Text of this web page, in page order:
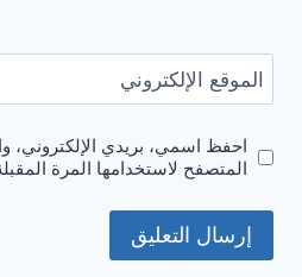
الموقع الإلكتروني
احفظ اسمي، بريدي الإلكتروني،
المتصفح لاستخدامها المرة